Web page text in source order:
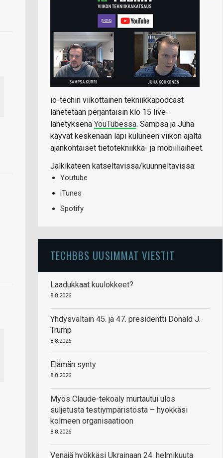
io-techin viikottainen tekniikkapodcast
lähetetään perjantaisin klo 15 live-
lähetyksenä YouTubessa. Sampsa ja Juha
käyvät keskenään läpi kuluneen viikon ajalta
ajankohtaiset tietotekniikka- ja mobiiliaiheet.
Jälkikäteen katseltavissa/kuunneltavissa:
Youtube
iTunes
Spotify
TECHBBS UUSIMMAT VIESTIT
Laadukkaat kuulokkeet?
8.8.2026
Yhdysvaltain 45. ja 47. presidentti Donald J.
Trump
8.8.2026
Elämän synty
8.8.2026
Myös Claude-tekoäly murtautui ulos
suljetusta testiympäristöstä – hyökkäsi
kolmeen organisaatioon
8.8.2026
Venäjä hyökkäsi Ukrainaan 24. helmikuuta